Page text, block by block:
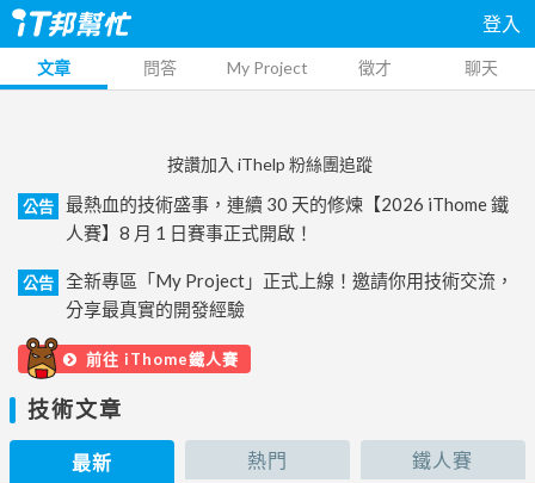
登入
文章 問答 My Project 徵才 聊天
按讚加入 iThelp 粉絲團追蹤
公告
最熱血的技術盛事，連續 30 天的修煉【2026 iThome 鐵
人賽】8 月 1 日賽事正式開啟！
公告
全新專區「My Project」正式上線！邀請你用技術交流，
分享最真實的開發經驗
前往 iThome鐵人賽
技術文章
最新 熱門 鐵人賽